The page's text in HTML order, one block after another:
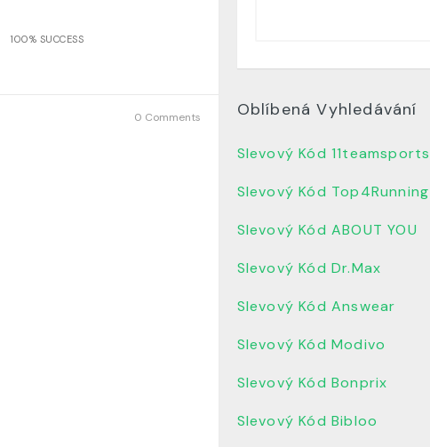
100% SUCCESS
0 Comments Oblíbená Vyhledávání
Slevový Kód 11teamsports
Slevový Kód Top4Running
Slevový Kód ABOUT YOU
Slevový Kód Dr.Max
Slevový Kód Answear
Slevový Kód Modivo
Slevový Kód Bonprix
Slevový Kód Bibloo